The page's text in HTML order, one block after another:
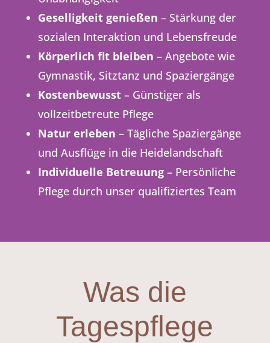
Geselligkeit genießen – Stärkung der
sozialen Interaktion und Lebensfreude
Körperlich fit bleiben – Angebote wie
Gymnastik, Sitztanz und Spaziergänge
Kostenbewusst– Günstiger als
vollzeitbetreute Pflege
Natur erleben – Tägliche Spaziergänge
und Ausflüge in die Heidelandschaft
Individuelle Betreuung– Persönliche
Pflege durch unser qualifiziertes Team
Was die
Tagespflege